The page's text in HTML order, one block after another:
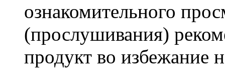
ознакомительного
(прослушивания)
продукт во избежание